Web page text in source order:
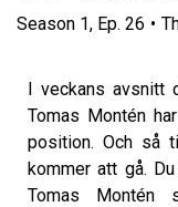
Season 1, Ep. 26 •
I veckans avsnitt
Tomas Montén
position. Och så
kommer att gå.
Tomas Montén